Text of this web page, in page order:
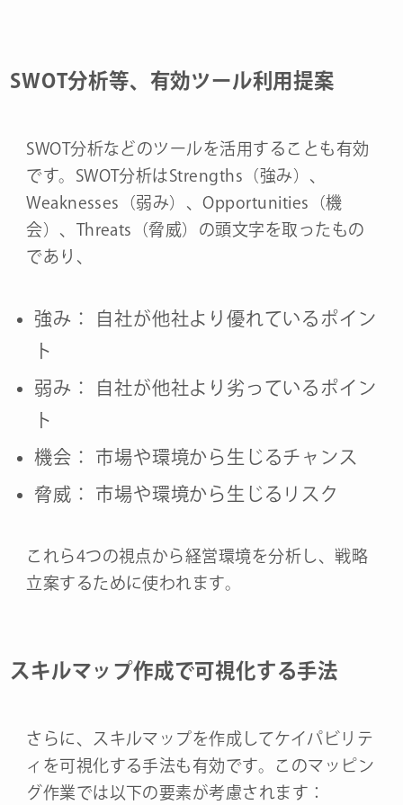
SWOT分析等、有効ツール利用提案
SWOT分析などのツールを活用することも有効
です。SWOT分析はStrengths（強み）、
Weaknesses（弱み）、Opportunities（機
会）、Threats（脅威）の頭文字を取ったもの
であり、
強み： 自社が他社より優れているポイン
ト
弱み： 自社が他社より劣っているポイン
ト
機会： 市場や環境から生じるチャンス
脅威： 市場や環境から生じるリスク
これら4つの視点から経営環境を分析し、戦略
立案するために使われます。
スキルマップ作成で可視化する手法
さらに、スキルマップを作成してケイパビリテ
ィを可視化する手法も有効です。このマッピン
グ作業では以下の要素が考慮されます：